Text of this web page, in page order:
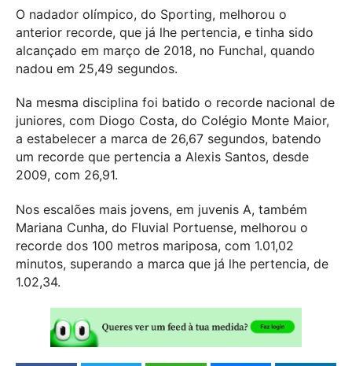
O nadador olímpico, do Sporting, melhorou o
anterior recorde, que já lhe pertencia, e tinha sido
alcançado em março de 2018, no Funchal, quando
nadou em 25,49 segundos.
Na mesma disciplina foi batido o recorde nacional de
juniores, com Diogo Costa, do Colégio Monte Maior,
a estabelecer a marca de 26,67 segundos, batendo
um recorde que pertencia a Alexis Santos, desde
2009, com 26,91.
Nos escalões mais jovens, em juvenis A, também
Mariana Cunha, do Fluvial Portuense, melhorou o
recorde dos 100 metros mariposa, com 1.01,02
minutos, superando a marca que já lhe pertencia, de
1.02,34.